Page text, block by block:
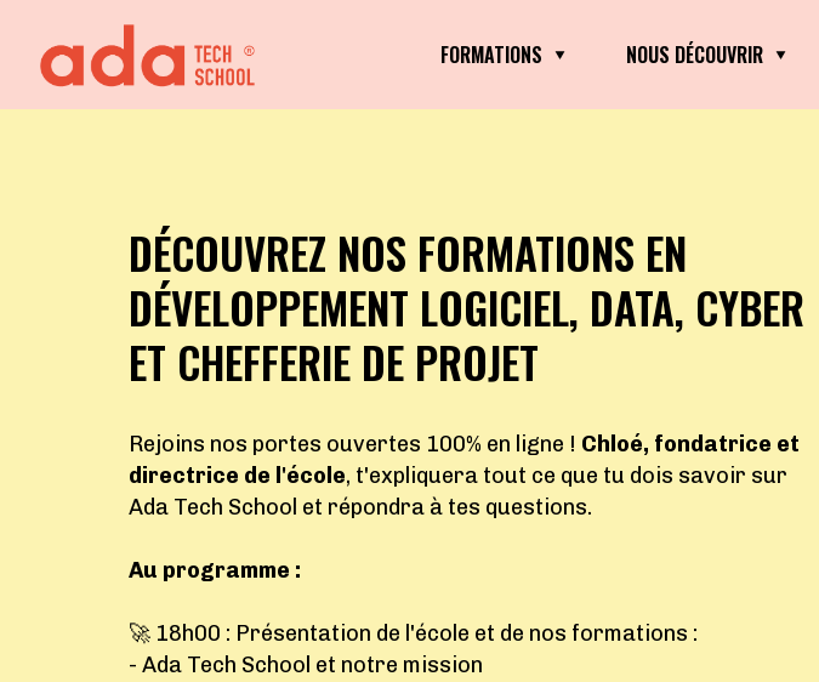
FORMATIONS NOUS DÉCOUVRIR
DÉCOUVREZ NOS FORMATIONS EN
DÉVELOPPEMENT LOGICIEL, DATA, CYBER
ET CHEFFERIE DE PROJET
Rejoins nos portes ouvertes 100% en ligne ! Chloé, fondatrice et
directrice de l'école, t'expliquera tout ce que tu dois savoir sur
Ada Tech School et répondra à tes questions.
Au programme :
🚀 18h00 : Présentation de l'école et de nos formations :
- Ada Tech School et notre mission